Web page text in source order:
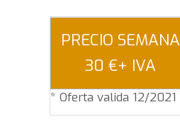
PRECIO SEMANA
30 €+ IVA
* Oferta valida 12/2021